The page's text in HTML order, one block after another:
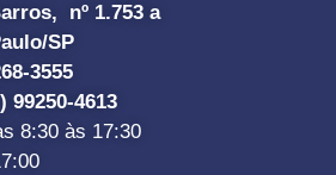
nº 1.753 a
SP
3555
99250-4613
8:30 às 17:30